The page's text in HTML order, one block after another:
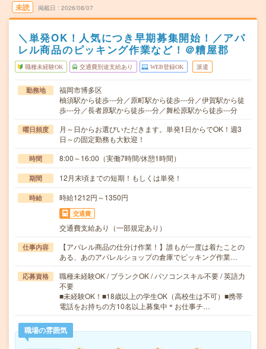
未読 掲載日 2026/08/07
＼単発OK！人気につき早期募集開始！／アパ
レル商品のピッキング作業など！＠糟屋郡
職種未経験OK 交通費別途支給あり WEB登録OK 派遣
勤務地
福岡市博多区
柚須駅から徒歩---分／原町駅から徒歩---分／伊賀駅から徒
歩---分／長者原駅から徒歩---分／舞松原駅から徒歩---分
曜日頻度
月～日からお選びいただきます。単発1日からでOK！週3
日～の固定勤務も大歓迎！
時間 8:00～16:00（実働7時間/休憩1時間）
期間 12月末頃までの短期！もしくは単発！
時給 時給1212円～1350円
交通費
交通費支給あり（一部規定あり）
仕事内容
【アパレル商品の仕分け作業！】誰もが一度は着たことの
ある、あのアパレルショップの倉庫でピッキング作業…
応募資格
職種未経験OK / ブランクOK / パソコンスキル不要 / 英語力
不要
■未経験OK！■18歳以上の学生OK（高校生は不可）■携帯
電話をお持ちの方10名以上募集中＊お仕事チ…
職場の雰囲気